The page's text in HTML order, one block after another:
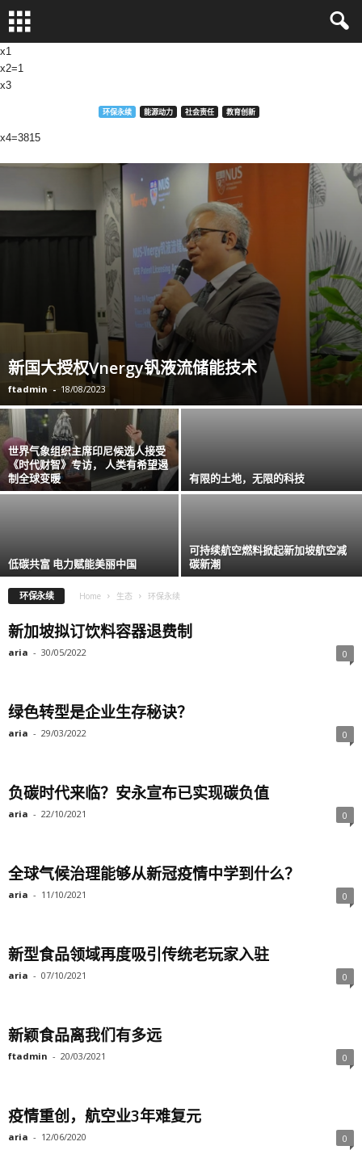
x1
x2=1
x3
环保永续 能源动力 社会责任 教育创新
x4=3815
新国大授权Vnergy钒液流储能技术
ftadmin - 18/08/2023
世界气象组织主席印尼候选人接受
《时代财智》专访， 人类有希望遏
制全球变暖
有限的土地，无限的科技
低碳共富 电力赋能美丽中国
可持续航空燃料掀起新加坡航空减
碳新潮
环保永续 Home 生态 环保永续
新加坡拟订饮料容器退费制
aria - 30/05/2022 0
绿色转型是企业生存秘诀？
aria - 29/03/2022 0
负碳时代来临？安永宣布已实现碳负值
aria - 22/10/2021 0
全球气候治理能够从新冠疫情中学到什么？
aria - 11/10/2021 0
新型食品领域再度吸引传统老玩家入驻
aria - 07/10/2021 0
新颖食品离我们有多远
ftadmin - 20/03/2021 0
疫情重创，航空业3年难复元
aria - 12/06/2020 0